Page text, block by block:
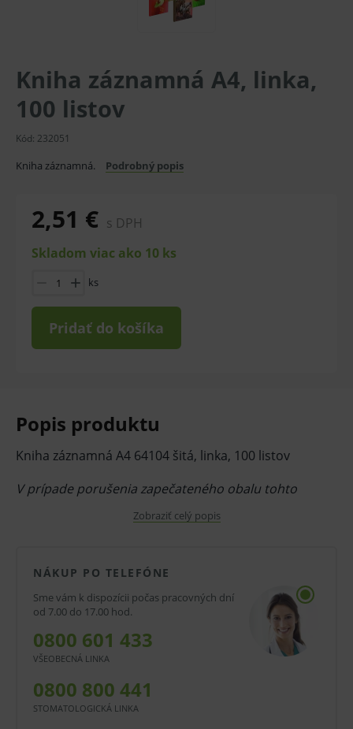
Kniha záznamná A4, linka,
100 listov
Kód: 232051
Kniha záznamná. Podrobný popis
2,51 € s DPH
Skladom viac ako 10 ks
ks
Pridať do košíka
Popis produktu
Kniha záznamná A4 64104 šitá, linka, 100 listov
V prípade porušenia zapečateného obalu tohto
tovaru nie je z dôvodu ochrany zdravia alebo
Zobraziť celý popis
NÁKUP PO TELEFÓNE
Sme vám k dispozícii počas pracovných dní
od 7.00 do 17.00 hod.
0800 601 433
VŠEOBECNÁ LINKA
0800 800 441
STOMATOLOGICKÁ LINKA